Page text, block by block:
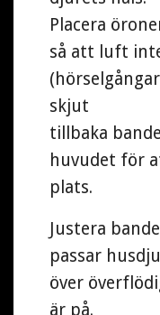
Placera
så att luft
skjut
tillbaka
huvudet för
plats.
Justera
passar
över
är på.